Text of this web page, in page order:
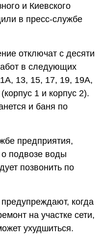
и Киевского
в пресс-службе
отключат с десяти
в следующих
13, 15, 17, 19, 19А,
1 и корпус 2).
и баня по
предприятия,
подвозе воды
позвонить по
когда
на участке сети,
ухудшиться.